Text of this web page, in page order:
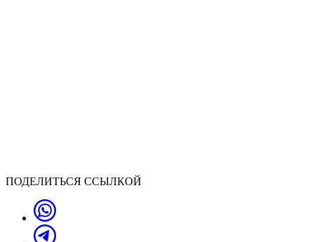
ПОДЕЛИТЬСЯ ССЫЛКОЙ